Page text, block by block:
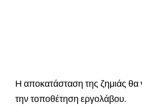
Η αποκατάσταση της ζημιάς θα
την τοποθέτηση εργολάβου.